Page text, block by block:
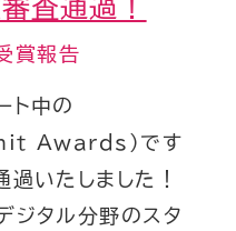
査通過！
賞報告
ト中の
Awards)です
いたしました！
ジタル分野のスタ